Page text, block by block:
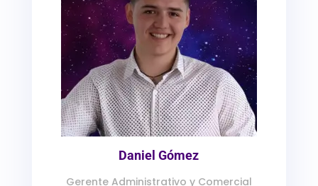
Daniel Gómez
Gerente Administrativo y Comercial